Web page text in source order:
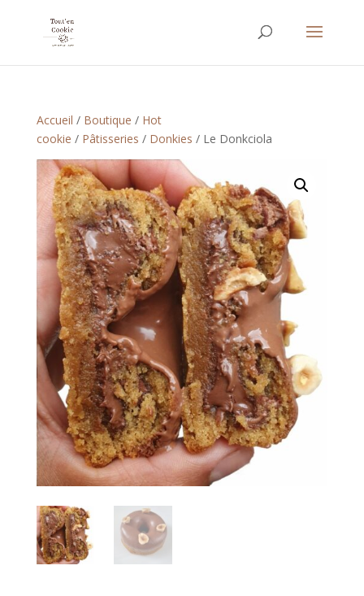
Accueil / Boutique / Hot
cookie / Pâtisseries / Donkies / Le Donkciola